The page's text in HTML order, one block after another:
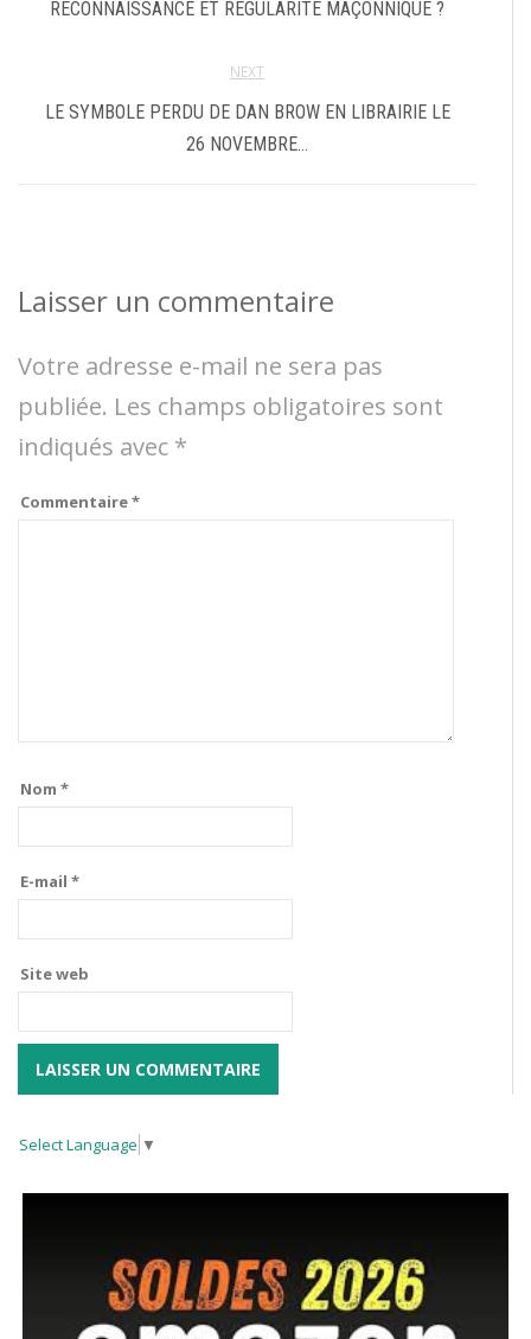
RECONNAISSANCE ET RÉGULARITÉ MAÇONNIQUE ?
NEXT
LE SYMBOLE PERDU DE DAN BROW EN LIBRAIRIE LE
26 NOVEMBRE…
Laisser un commentaire
Votre adresse e-mail ne sera pas
publiée. Les champs obligatoires sont
indiqués avec *
Commentaire*
Nom *
E-mail *
Site web
Select Language ▼